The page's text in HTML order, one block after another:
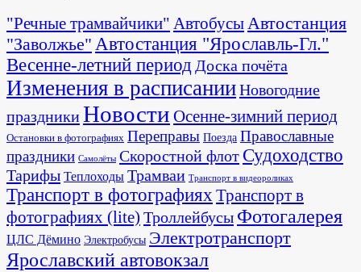
"Речные трамвайчики" АвтобусыАвтостанция
"Заволжье" Автостанция "Ярославль-Гл."
Весенне-летний период Доска почёта
Изменения в расписанииНовогодние
праздникиНовости Осенне-зимний период
Остановки в фотографиях Переправы Поезда Православные
праздники Самолёты Скоростной флот Судоходство
Тарифы Теплоходы Трамваи Транспорт в видеороликах
Транспорт в фотографияхТранспорт в
фотографиях (lite) Троллейбусы Фотогалерея
ЦЛС Дёмино Электробусы Электротранспорт
Ярославский автовокзал